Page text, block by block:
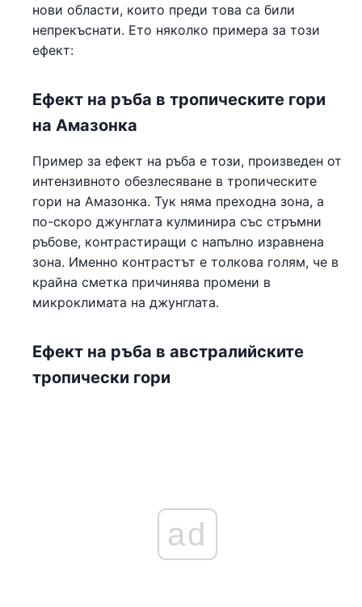
нови области, които преди това са били
непрекъснати. Ето няколко примера за този
ефект:
Ефект на ръба в тропическите гори
на Амазонка
Пример за ефект на ръба е този, произведен от
интензивното обезлесяване в тропическите
гори на Амазонка. Тук няма преходна зона, а
по-скоро джунглата кулминира със стръмни
ръбове, контрастиращи с напълно изравнена
зона. Именно контрастът е толкова голям, че в
крайна сметка причинява промени в
микроклимата на джунглата.
Ефект на ръба в австралийските
тропически гори
ad